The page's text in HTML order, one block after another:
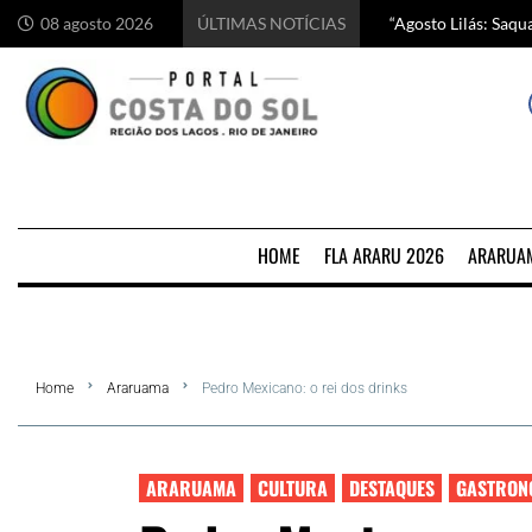
08 agosto 2026 ÚLTIMAS NOTÍCIAS “Agosto Lilás:
Começa hoje em
Chef italiano
5 motivos para
HOME FLA ARARU 2026
Home Araruama Pedro Mexicano: o rei dos drinks
ARARUAMA CULTURA DESTAQUES